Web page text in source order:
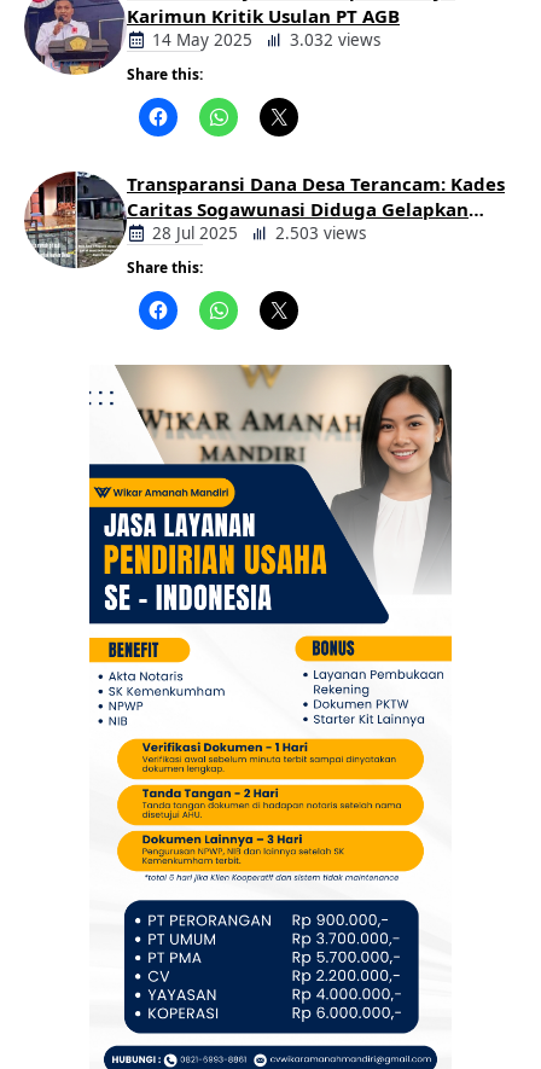
Karimun Kritik Usulan PT AGB
14 May 2025 3.032 views
Share this:
Transparansi Dana Desa Terancam: Kades
Caritas Sogawunasi Diduga Gelapkan
Bantuan untuk Warga
28 Jul 2025 2.503 views
Share this: